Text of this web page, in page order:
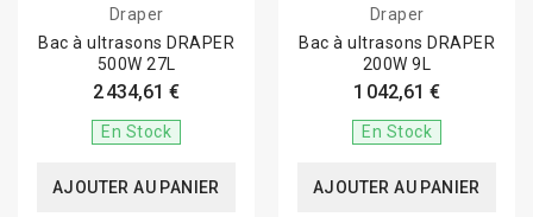
Draper
Bac à ultrasons DRAPER
500W 27L
2 434,61 €
En Stock
AJOUTER AU PANIER
Draper
Bac à ultrasons DRAPER
200W 9L
1 042,61 €
En Stock
AJOUTER AU PANIER